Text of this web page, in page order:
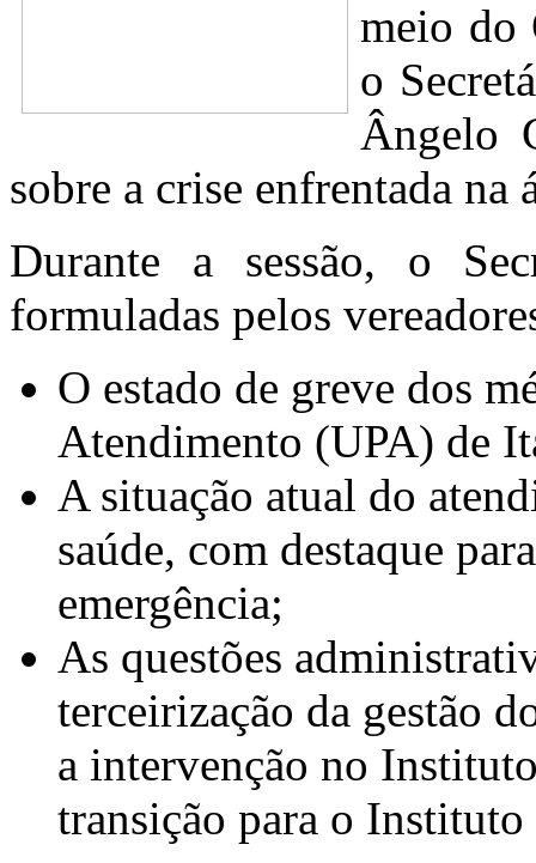
meio do
o
Ângelo
sobre a crise enfrentada na
Durante a sessão, o
formuladas pelos
O estado de greve dos
Atendimento (UPA) de
A situação atual do
saúde, com destaque
emergência;
As questões
terceirização da gestão
a intervenção no
transição para o